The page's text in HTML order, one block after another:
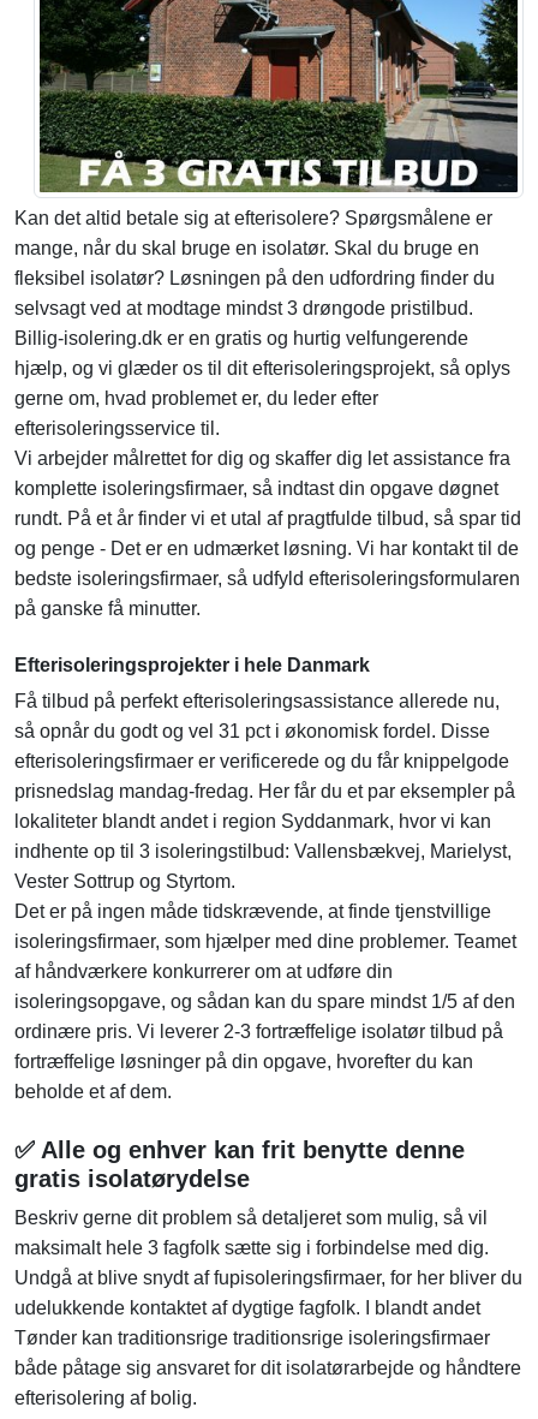
Kan det altid betale sig at efterisolere? Spørgsmålene er
mange, når du skal bruge en isolatør. Skal du bruge en
fleksibel isolatør? Løsningen på den udfordring finder du
selvsagt ved at modtage mindst 3 drøngode pristilbud.
Billig-isolering.dk er en gratis og hurtig velfungerende
hjælp, og vi glæder os til dit efterisoleringsprojekt, så oplys
gerne om, hvad problemet er, du leder efter
efterisoleringsservice til.
Vi arbejder målrettet for dig og skaffer dig let assistance fra
komplette isoleringsfirmaer, så indtast din opgave døgnet
rundt. På et år finder vi et utal af pragtfulde tilbud, så spar tid
og penge - Det er en udmærket løsning. Vi har kontakt til de
bedste isoleringsfirmaer, så udfyld efterisoleringsformularen
på ganske få minutter.
Efterisoleringsprojekter i hele Danmark
Få tilbud på perfekt efterisoleringsassistance allerede nu,
så opnår du godt og vel 31 pct i økonomisk fordel. Disse
efterisoleringsfirmaer er verificerede og du får knippelgode
prisnedslag mandag-fredag. Her får du et par eksempler på
lokaliteter blandt andet i region Syddanmark, hvor vi kan
indhente op til 3 isoleringstilbud: Vallensbækvej, Marielyst,
Vester Sottrup og Styrtom.
Det er på ingen måde tidskrævende, at finde tjenstvillige
isoleringsfirmaer, som hjælper med dine problemer. Teamet
af håndværkere konkurrerer om at udføre din
isoleringsopgave, og sådan kan du spare mindst 1/5 af den
ordinære pris. Vi leverer 2-3 fortræffelige isolatør tilbud på
fortræffelige løsninger på din opgave, hvorefter du kan
beholde et af dem.
✅ Alle og enhver kan frit benytte denne
gratis isolatørydelse
Beskriv gerne dit problem så detaljeret som mulig, så vil
maksimalt hele 3 fagfolk sætte sig i forbindelse med dig.
Undgå at blive snydt af fupisoleringsfirmaer, for her bliver du
udelukkende kontaktet af dygtige fagfolk. I blandt andet
Tønder kan traditionsrige traditionsrige isoleringsfirmaer
både påtage sig ansvaret for dit isolatørarbejde og håndtere
efterisolering af bolig.